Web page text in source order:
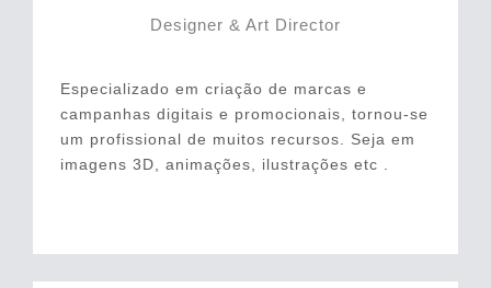
Designer & Art Director
Especializado em criação de marcas e
campanhas digitais e promocionais, tornou-se
um profissional de muitos recursos. Seja em
imagens 3D, animações, ilustrações etc .